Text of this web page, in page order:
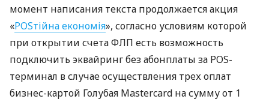
момент написания текста продолжается акция
«POSтійна економія», согласно условиям которой
при открытии счета ФЛП есть возможность
подключить эквайринг без абонплаты за POS-
терминал в случае осуществления трех оплат
бизнес-картой Голубая Mastercard на сумму от 1